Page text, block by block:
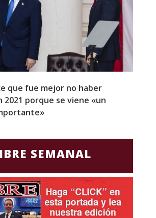
que fue mejor no haber
2021 porque se viene «un
SEMANAL